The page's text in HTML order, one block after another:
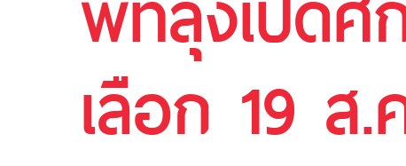
เลือก 19 ส.